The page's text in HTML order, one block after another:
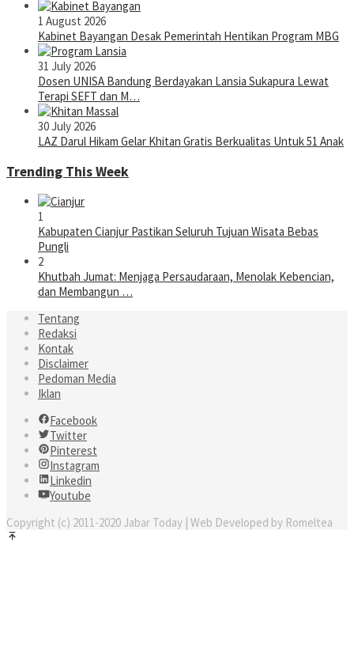
1 August 2026
Kabinet Bayangan Desak Pemerintah Hentikan Program MBG
31 July 2026
Dosen UNISA Bandung Berdayakan Lansia Sukapura Lewat
Terapi SEFT dan M…
30 July 2026
LAZ Darul Hikam Gelar Khitan Gratis Berkualitas Untuk 51 Anak
Trending This Week
1
Kabupaten Cianjur Pastikan Seluruh Tujuan Wisata Bebas
Pungli
2
Khutbah Jumat: Menjaga Persaudaraan, Menolak Kebencian,
dan Membangun …
Tentang
Redaksi
Kontak
Disclaimer
Pedoman Media
Iklan
Facebook
Twitter
Pinterest
Instagram
Linkedin
Youtube
Copyright (c) 2011-2020 Jabar Today | Web Developed by Romeltea